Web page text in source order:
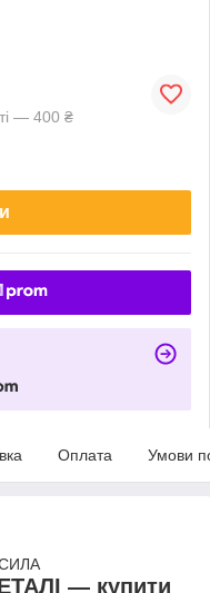
— 400 ₴
Оплата Умови
СИЛА
— купити